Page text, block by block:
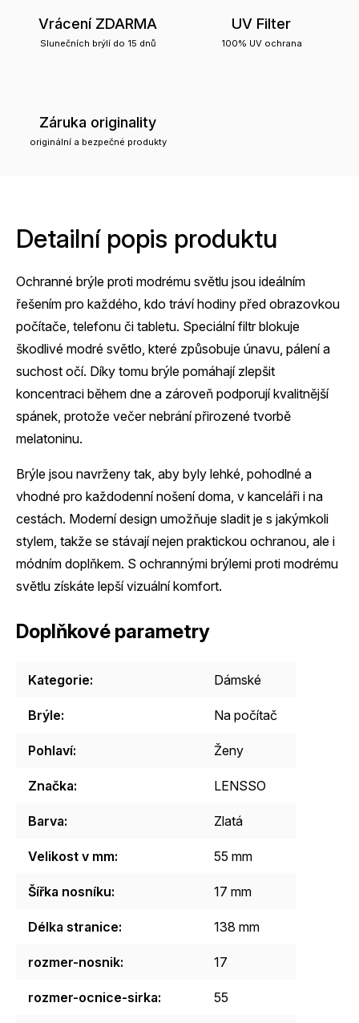
Vrácení ZDARMA
Slunečních brýlí do 15 dnů
UV Filter
100% UV ochrana
Záruka originality
originální a bezpečné produkty
Detailní popis produktu
Ochranné brýle proti modrému světlu jsou ideálním
řešením pro každého, kdo tráví hodiny před obrazovkou
počítače, telefonu či tabletu. Speciální filtr blokuje
škodlivé modré světlo, které způsobuje únavu, pálení a
suchost očí. Díky tomu brýle pomáhají zlepšit
koncentraci během dne a zároveň podporují kvalitnější
spánek, protože večer nebrání přirozené tvorbě
melatoninu.
Brýle jsou navrženy tak, aby byly lehké, pohodlné a
vhodné pro každodenní nošení doma, v kanceláři i na
cestách. Moderní design umožňuje sladit je s jakýmkoli
stylem, takže se stávají nejen praktickou ochranou, ale i
módním doplňkem. S ochrannými brýlemi proti modrému
světlu získáte lepší vizuální komfort.
Doplňkové parametry
Kategorie: Dámské
Brýle: Na počítač
Pohlaví: Ženy
Značka: LENSSO
Barva: Zlatá
Velikost v mm: 55 mm
Šířka nosníku: 17 mm
Délka stranice: 138 mm
rozmer-nosnik: 17
rozmer-ocnice-sirka: 55